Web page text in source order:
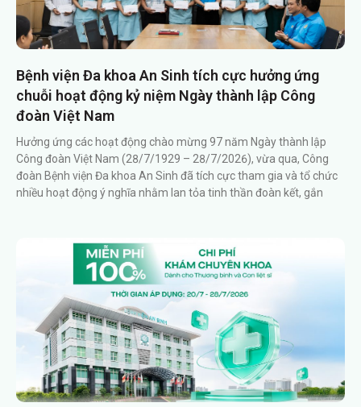
Bệnh viện Đa khoa An Sinh tích cực hưởng ứng
chuỗi hoạt động kỷ niệm Ngày thành lập Công
đoàn Việt Nam
Hưởng ứng các hoạt động chào mừng 97 năm Ngày thành lập
Công đoàn Việt Nam (28/7/1929 – 28/7/2026), vừa qua, Công
đoàn Bệnh viện Đa khoa An Sinh đã tích cực tham gia và tổ chức
nhiều hoạt động ý nghĩa nhằm lan tỏa tinh thần đoàn kết, gắn